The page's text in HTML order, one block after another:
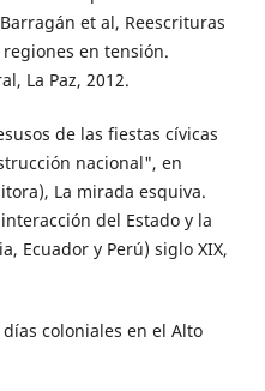
et al, Reescrituras
en tensión.
La Paz, 2012.
de las fiestas cívicas
nacional", en
La mirada esquiva.
del Estado y la
Ecuador y Perú) siglo XIX,
coloniales en el Alto